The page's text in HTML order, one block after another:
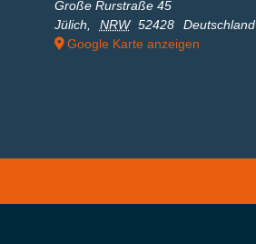
Große Rurstraße 45
Jülich
NRW 52428
Deutschland
Google Karte anzeigen